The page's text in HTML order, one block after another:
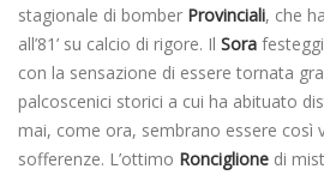
stagionale di bomber Provinciali, che
all’81’ su calcio di rigore. Il Sora
con la sensazione di essere tornata
palcoscenici storici a cui ha abituato
mai, come ora, sembrano essere così
sofferenze. L’ottimo Ronciglione di